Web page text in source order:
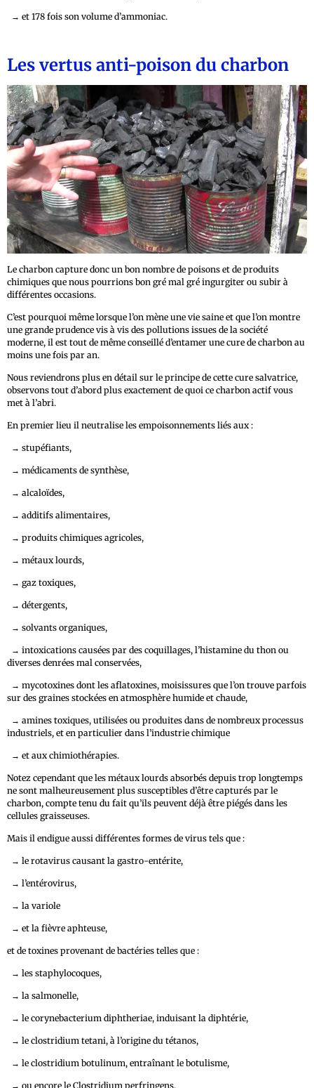
→ et 178 fois son volume d’ammoniac.
Les vertus anti-poison du charbon
Le charbon capture donc un bon nombre de poisons et de produits
chimiques que nous pourrions bon gré mal gré ingurgiter ou subir à
différentes occasions.
C’est pourquoi même lorsque l’on mène une vie saine et que l’on montre
une grande prudence vis à vis des pollutions issues de la société
moderne, il est tout de même conseillé d’entamer une cure de charbon au
moins une fois par an.
Nous reviendrons plus en détail sur le principe de cette cure salvatrice,
observons tout d’abord plus exactement de quoi ce charbon actif vous
met à l’abri.
En premier lieu il neutralise les empoisonnements liés aux :
→ stupéfiants,
→ médicaments de synthèse,
→ alcaloïdes,
→ additifs alimentaires,
→ produits chimiques agricoles,
→ métaux lourds,
→ gaz toxiques,
→ détergents,
→ solvants organiques,
→ intoxications causées par des coquillages, l’histamine du thon ou
diverses denrées mal conservées,
→ mycotoxines dont les aflatoxines, moisissures que l’on trouve parfois
sur des graines stockées en atmosphère humide et chaude,
→ amines toxiques, utilisées ou produites dans de nombreux processus
industriels, et en particulier dans l’industrie chimique
→ et aux chimiothérapies.
Notez cependant que les métaux lourds absorbés depuis trop longtemps
ne sont malheureusement plus susceptibles d’être capturés par le
charbon, compte tenu du fait qu’ils peuvent déjà être piégés dans les
cellules graisseuses.
Mais il endigue aussi différentes formes de virus tels que :
→ le rotavirus causant la gastro-entérite,
→ l’entérovirus,
→ la variole
→ et la fièvre aphteuse,
et de toxines provenant de bactéries telles que :
→ les staphylocoques,
→ la salmonelle,
→ le corynebacterium diphtheriae, induisant la diphtérie,
→ le clostridium tetani, à l’origine du tétanos,
→ le clostridium botulinum, entraînant le botulisme,
→ ou encore le Clostridium perfringens.